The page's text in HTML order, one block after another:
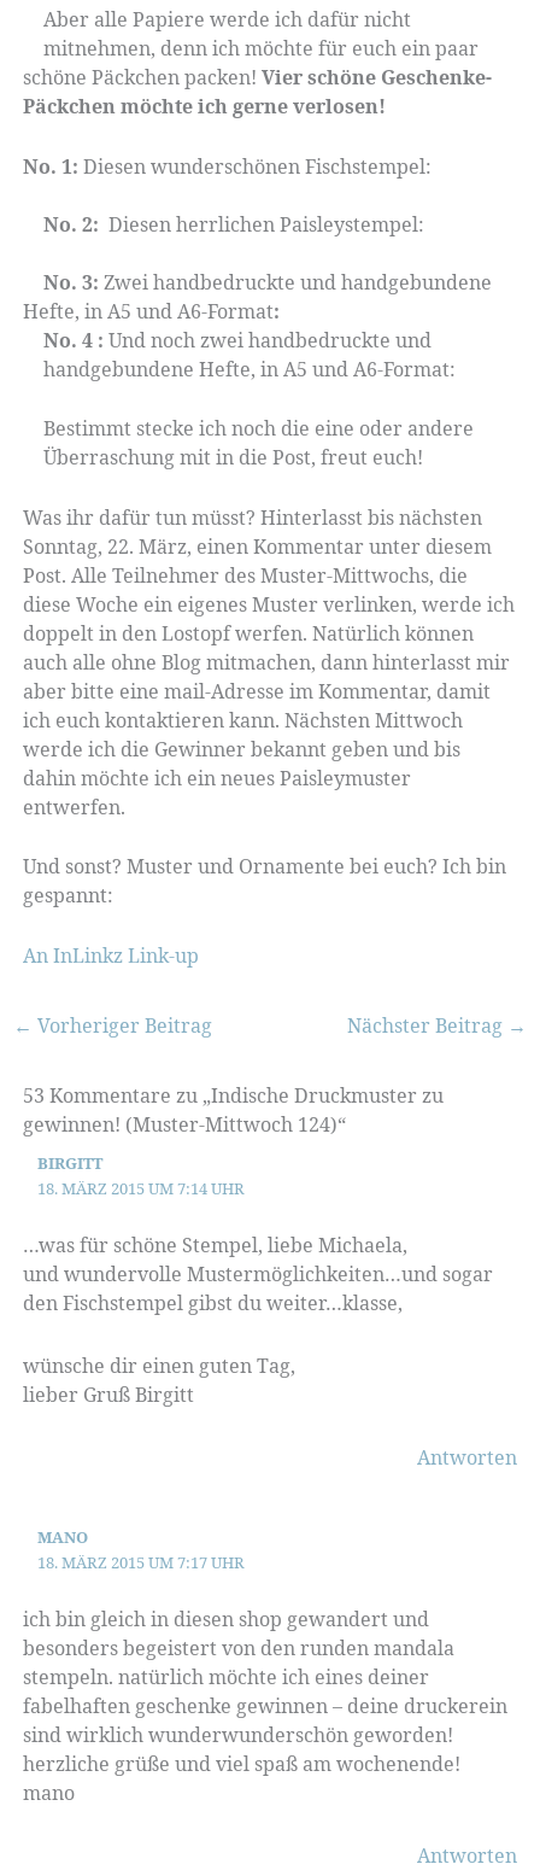
Aber alle Papiere werde ich dafür nicht
mitnehmen, denn ich möchte für euch ein paar
schöne Päckchen packen! Vier schöne Geschenke-
Päckchen möchte ich gerne verlosen!
No. 1: Diesen wunderschönen Fischstempel:
No. 2: Diesen herrlichen Paisleystempel:
No. 3: Zwei handbedruckte und handgebundene
Hefte, in A5 und A6-Format:
No. 4 : Und noch zwei handbedruckte und
handgebundene Hefte, in A5 und A6-Format:
Bestimmt stecke ich noch die eine oder andere
Überraschung mit in die Post, freut euch!
Was ihr dafür tun müsst? Hinterlasst bis nächsten
Sonntag, 22. März, einen Kommentar unter diesem
Post. Alle Teilnehmer des Muster-Mittwochs, die
diese Woche ein eigenes Muster verlinken, werde ich
doppelt in den Lostopf werfen. Natürlich können
auch alle ohne Blog mitmachen, dann hinterlasst mir
aber bitte eine mail-Adresse im Kommentar, damit
ich euch kontaktieren kann. Nächsten Mittwoch
werde ich die Gewinner bekannt geben und bis
dahin möchte ich ein neues Paisleymuster
entwerfen.
Und sonst? Muster und Ornamente bei euch? Ich bin
gespannt:
An InLinkz Link-up
← Vorheriger Beitrag Nächster Beitrag →
53 Kommentare zu „Indische Druckmuster zu
gewinnen! (Muster-Mittwoch 124)“
BIRGITT
18. MÄRZ 2015 UM 7:14 UHR
…was für schöne Stempel, liebe Michaela,
und wundervolle Mustermöglichkeiten…und sogar
den Fischstempel gibst du weiter…klasse,
wünsche dir einen guten Tag,
lieber Gruß Birgitt
Antworten
MANO
18. MÄRZ 2015 UM 7:17 UHR
ich bin gleich in diesen shop gewandert und
besonders begeistert von den runden mandala
stempeln. natürlich möchte ich eines deiner
fabelhaften geschenke gewinnen – deine druckerein
sind wirklich wunderwunderschön geworden!
herzliche grüße und viel spaß am wochenende!
mano
Antworten